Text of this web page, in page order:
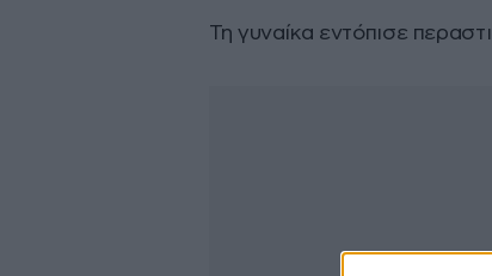
Τη γυναίκα εντόπισε